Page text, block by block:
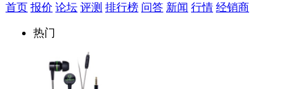
首页 报价 论坛 评测 排行榜 问答 新闻 行情 经销商
热门